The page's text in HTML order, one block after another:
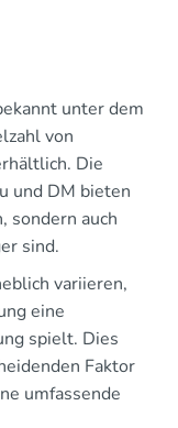
unter dem
von
Die
und DM bieten
sondern auch
sind.
variieren,
eine
spielt. Dies
Faktor
umfassende